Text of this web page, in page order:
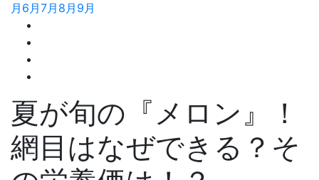
月 6月7月 8月 9月
夏が旬の『メロン』！
網目はなぜできる？そ